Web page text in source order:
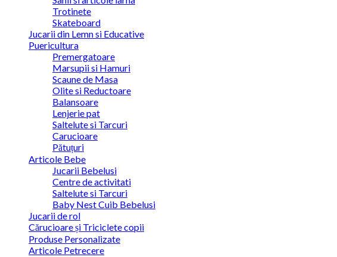
Trotinete
Skateboard
Jucarii din Lemn si Educative
Puericultura
Premergatoare
Marsupii si Hamuri
Scaune de Masa
Olite si Reductoare
Balansoare
Lenjerie pat
Saltelute si Tarcuri
Carucioare
Pătuțuri
Articole Bebe
Jucarii Bebelusi
Centre de activitati
Saltelute si Tarcuri
Baby Nest Cuib Bebelusi
Jucarii de rol
Cărucioare și Triciclete copii
Produse Personalizate
Articole Petrecere